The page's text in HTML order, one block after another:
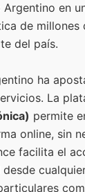
en
de millones
del país.
ha
La
permite
online, sin
facilita el